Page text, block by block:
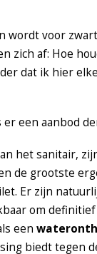
wordt voor
zich af: Hoe
dat ik hier
er een aanbod
het sanitair,
de grootste
Er zijn
om
een
biedt tegen